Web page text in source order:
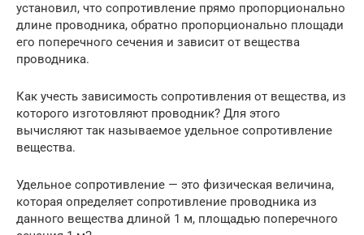
установил, что сопротивление прямо пропорционально
длине проводника, обратно пропорционально площади
его поперечного сечения и зависит от вещества
проводника.
Как учесть зависимость сопротивления от вещества, из
которого изготовляют проводник? Для этого
вычисляют так называемое удельное сопротивление
вещества.
Удельное сопротивление — это физическая величина,
которая определяет сопротивление проводника из
данного вещества длиной 1 м, площадью поперечного